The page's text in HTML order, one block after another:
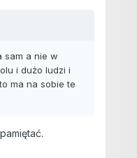
sam a nie w
i dużo ludzi i
ma na sobie te